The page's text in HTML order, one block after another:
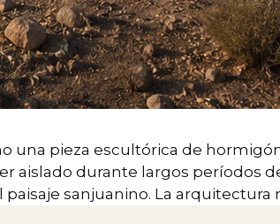
una pieza escultórica de
aislado durante largos períodos
sanjuanino. La arquitectura